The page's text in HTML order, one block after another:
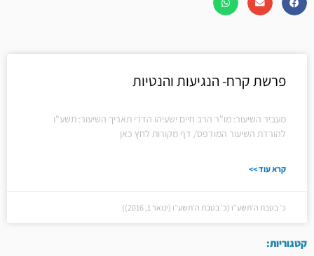
פרשת קרח- הנגיעות והנטיות
מעביר השיעור: מו"ר הרב חיים ישעיהו הדרי תאריך השיעור: תשע"ו
להורדת השיעור המודפס/ דף מקורות לחץ כאן
קרא עוד >>
כ׳ בטבת ה׳תשע״ו (כ׳ בטבת ה׳תשע״ו (ינואר 1, 2016))
קטגוריות: